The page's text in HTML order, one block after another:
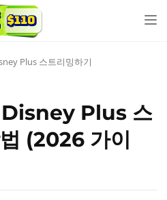
네
환
Plus 스트리밍하기
Plus 스
(2026 가이